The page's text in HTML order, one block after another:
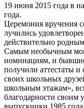
19 июня 2015 года в
года.
Церемония вручения
лучились
действительно
Самым необычным
номинациям, и бывшие
получили аттестаты
своих школьных
школьным этажам»,
благодарности своим
выпускники 1985